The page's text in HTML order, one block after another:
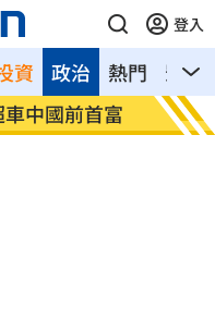
登入
資 熱門 影音
政治
全變調
記憶
襲